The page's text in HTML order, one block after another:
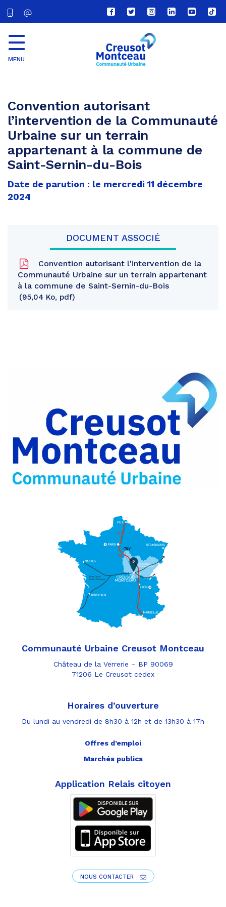
Lien
vers
compte
Facebook
Lien
vers
compte
Twitter
Lien
vers
le
compte
Lien
vers
Lien
vers
Lien
vers
MENU
Convention autorisant
l’intervention de la Communauté
Urbaine sur un terrain
appartenant à la commune de
Saint-Sernin-du-Bois
Date de parution : le mercredi 11 décembre
2024
DOCUMENT ASSOCIÉ
Convention autorisant l'intervention de la
Communauté Urbaine sur un terrain appartenant
à la commune de Saint-Sernin-du-Bois
95,04 Ko, pdf
Facebook
Partager
Twitter
Partager
par
e-
mail
Communauté Urbaine Creusot Montceau
Château de la Verrerie – BP 90069
71206 Le Creusot cedex
Horaires d’ouverture
Du lundi au vendredi de 8h30 à 12h et de 13h30 à 17h
Offres d’emploi
Marchés publics
Application Relais citoyen
NOUS CONTACTER